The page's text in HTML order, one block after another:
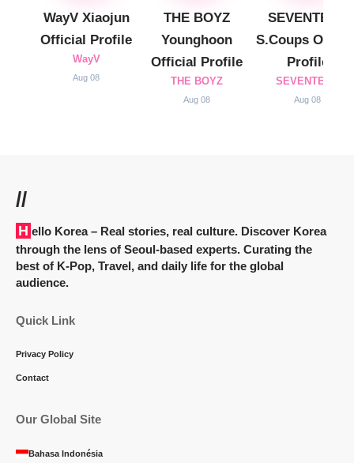
WayV Xiaojun
Official Profile
WayV
Aug 08
THE BOYZ
Younghoon
Official Profile
THE BOYZ
Aug 08
SEVENTEEN
S.Coups
Profile
SEVENTEEN
Aug 08
//
Hello Korea– Real stories, real culture. Discover Korea
through the lens of Seoul-based experts. Curating the
best of K-Pop, Travel, and daily life for the global
audience.
Quick Link
Privacy Policy
Contact
Our Global Site
Bahasa Indonésia